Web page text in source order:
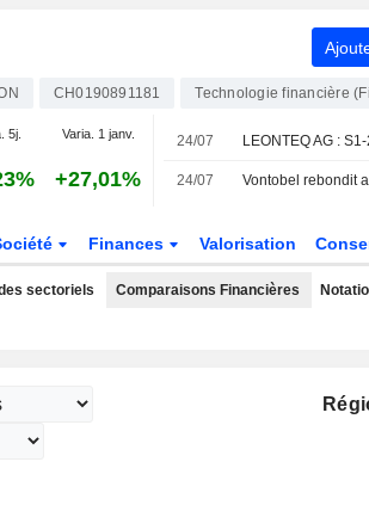
CH0190891181 Technologie financière
5j. Varia. 1 janv.
+27,01%
24/07
24/07 Vontobel rebondit
Finances Valorisation
sectoriels Comparaisons Financières